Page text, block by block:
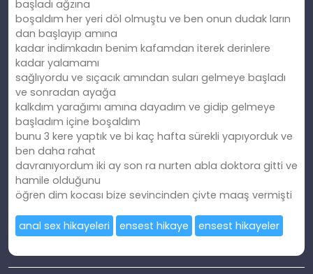
başladı ağzına
boşaldım her yeri döl olmuştu ve ben onun dudak ların
dan başlayıp amına
kadar indimkadın benim kafamdan iterek derinlere
kadar yalamamı
sağlıyordu ve sıçacık amından suları gelmeye başladı
ve sonradan ayağa
kalkdım yarağımı amına dayadım ve gidip gelmeye
başladım içine boşaldım
bunu 3 kere yaptık ve bi kaç hafta sürekli yapıyorduk ve
ben daha rahat
davranıyordum iki ay son ra nurten abla doktora gitti ve
hamile olduğunu
öğren dim kocası bize sevincinden çivte maaş vermişti
anal sex hikayeleri ensest hikaye ensest hikayeler